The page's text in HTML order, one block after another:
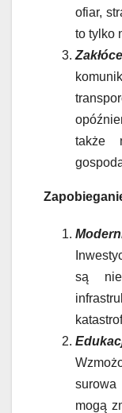
ofiar,
to tylko
także
są
surowa
mogą